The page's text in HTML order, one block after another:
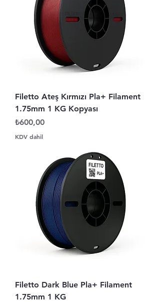
Filetto Ateş Kırmızı Pla+ Filament
1.75mm 1 KG Kopyası
Fiyat
₺600,00
KDV dahil
Filetto Dark Blue Pla+ Filament
1.75mm 1 KG